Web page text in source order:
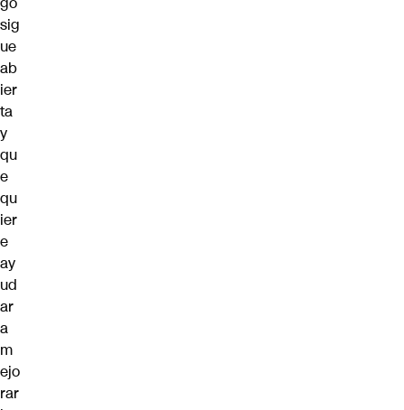
sig
ue
ab
ier
ta
y
qu
e
qu
ier
e
ay
ud
ar
a
m
ejo
rar